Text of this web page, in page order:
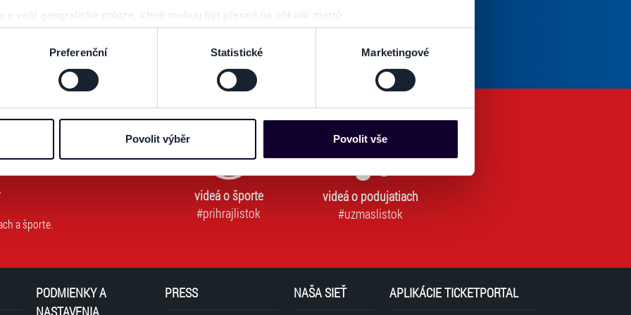
o vaší geografické poloze, které mohou být přesné na několik metrů
pomocí aktivního skenování pro konkrétní charakteristiky (otisk prstu)
vaše osobní údaje, a nastavte si předvolby v
části s podrobnostmi. Svůj souhlas
odvolat v části Prohlášení o souborech cookie.
vaší aktivitě na našich webových stránkách. Tyto informace mohou představovat
používáme např. k analýze návštěvnosti webu nebo k personalizaci obsahu a reklam.
stránky v záložce „Cookies a jejich nastavení“.
Preferenční Statistické Marketingové
Povolit výběr Povolit vše
Odoberať
novinky. Vaša adresa nebude zdieľaná s tretími stranami.
a športe.
videá o športe
#prihrajlistok
videá o podujatiach
#uzmaslistok
PODMIENKY A
NASTAVENIA
PRESS NAŠA SIEŤ APLIKÁCIE TICKETPORTAL